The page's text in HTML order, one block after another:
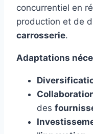
concurrentiel en
production et de
carrosserie.
Adaptations
des